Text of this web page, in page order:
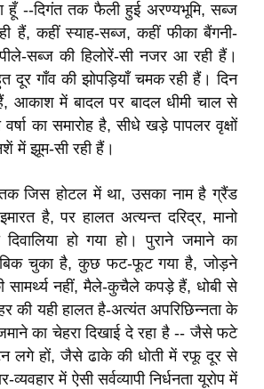
--दिगंत तक फैली हुई अरण्यभूमि, सब्ज
हैं, कहीं स्याह-सब्ज, कहीं फीका बैंगनी-
सब्ज की हिलोरें-सी नजर आ रही हैं।
दूर गाँव की झोपड़ियाँ चमक रही हैं। दिन
आकाश में बादल पर बादल धीमी चाल से
का समारोह है, सीधे खड़े पापलर वृक्षों
में झूम-सी रही हैं।
जिस होटल में था, उसका नाम है ग्रैंड
है, पर हालत अत्यन्त दरिद्र, मानो
हो गया हो। पुराने जमाने का
चुका है, कुछ फट-फूट गया है, जोड़ने
सामर्थ्य नहीं, मैले-कुचैले कपड़े हैं, धोबी से
की यही हालत है-अत्यंत अपरिछिन्नता के
का चेहरा दिखाई दे रहा है -- जैसे फटे
लगे हों, जैसे ढाके की धोती में रफू दूर से
में ऐसी सर्वव्यापी निर्धनता यूरोप में